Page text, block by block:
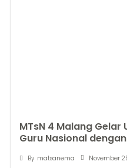
MTsN 4 Malang
Guru Nasional
By matsanema November